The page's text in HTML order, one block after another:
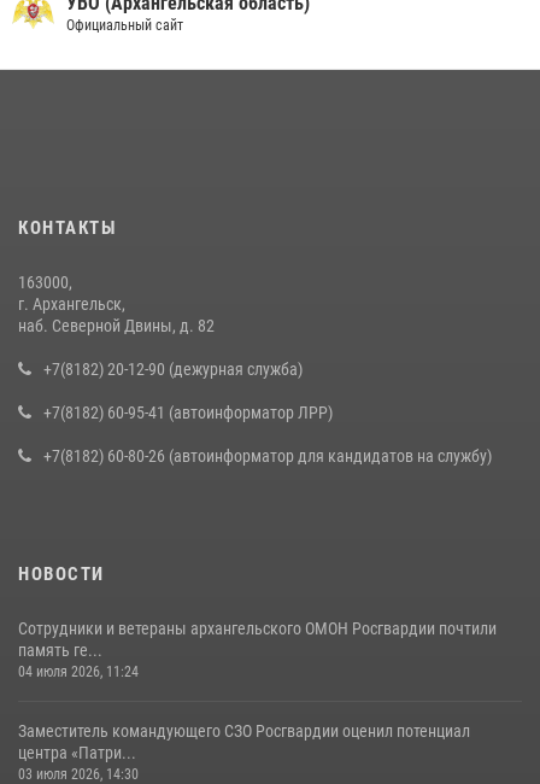
Официальный сайт
КОНТАКТЫ
163000,
г. Архангельск,
наб. Северной Двины, д. 82
+7(8182) 20-12-90 (дежурная служба)
+7(8182) 60-95-41 (автоинформатор ЛРР)
+7(8182) 60-80-26 (автоинформатор для кандидатов на службу)
НОВОСТИ
Сотрудники и ветераны архангельского ОМОН Росгвардии почтили
память ге...
04 июля 2026, 11:24
Заместитель командующего СЗО Росгвардии оценил потенциал
центра «Патри...
03 июля 2026, 14:30